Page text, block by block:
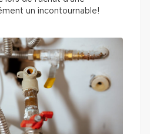
un incontournable!